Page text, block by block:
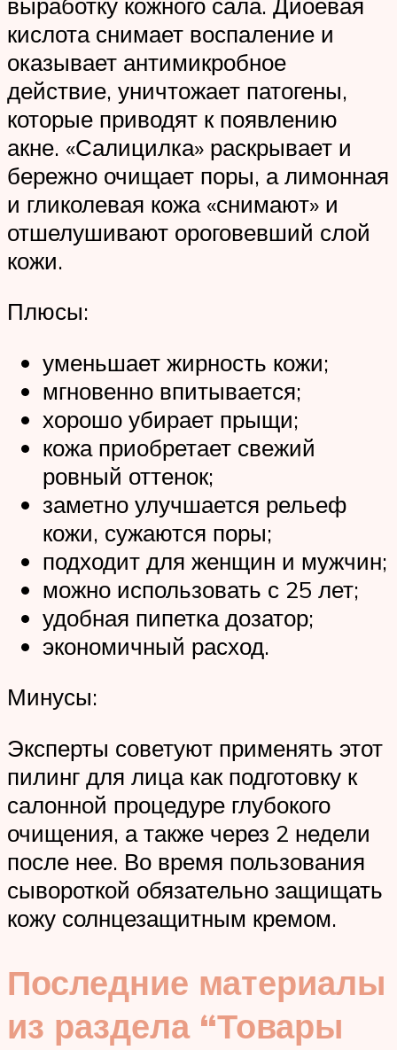
кислота снимает воспаление и
оказывает антимикробное
действие, уничтожает патогены,
которые приводят к появлению
акне. «Салицилка» раскрывает и
бережно очищает поры, а лимонная
и гликолевая кожа «снимают» и
отшелушивают ороговевший слой
кожи.
Плюсы:
уменьшает жирность кожи;
мгновенно впитывается;
хорошо убирает прыщи;
кожа приобретает свежий
ровный оттенок;
заметно улучшается рельеф
кожи, сужаются поры;
подходит для женщин и мужчин;
можно использовать с 25 лет;
удобная пипетка дозатор;
экономичный расход.
Минусы:
Эксперты советуют применять этот
пилинг для лица как подготовку к
салонной процедуре глубокого
очищения, а также через 2 недели
после нее. Во время пользования
сывороткой обязательно защищать
кожу солнцезащитным кремом.
Последние материалы
из раздела “Товары